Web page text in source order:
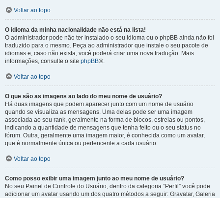
Voltar ao topo
O idioma da minha nacionalidade não está na lista!
O administrador pode não ter instalado o seu idioma ou o phpBB ainda não foi
traduzido para o mesmo. Peça ao administrador que instale o seu pacote de
idiomas e, caso não exista, você poderá criar uma nova tradução. Mais
informações, consulte o site phpBB®.
Voltar ao topo
O que são as imagens ao lado do meu nome de usuário?
Há duas imagens que podem aparecer junto com um nome de usuário
quando se visualiza as mensagens. Uma delas pode ser uma imagem
associada ao seu rank, geralmente na forma de blocos, estrelas ou pontos,
indicando a quantidade de mensagens que tenha feito ou o seu status no
fórum. Outra, geralmente uma imagem maior, é conhecida como um avatar,
que é normalmente única ou pertencente a cada usuário.
Voltar ao topo
Como posso exibir uma imagem junto ao meu nome de usuário?
No seu Painel de Controle do Usuário, dentro da categoria “Perfil” você pode
adicionar um avatar usando um dos quatro métodos a seguir: Gravatar, Galeria